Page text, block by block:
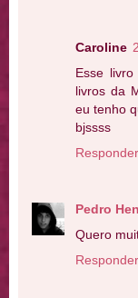
Caroline
Esse
livros da
eu tenho
bjssss
Responder
Pedro
Quero
Responder